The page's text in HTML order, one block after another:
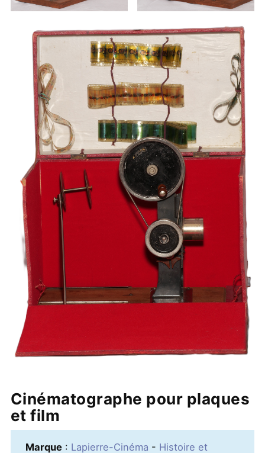
Cinématographe pour plaques
et film
Marque: Lapierre-Cinéma - Histoire et